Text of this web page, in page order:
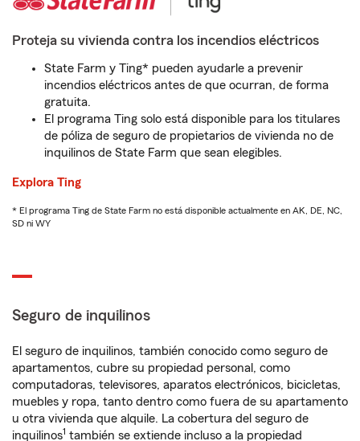
Proteja su vivienda contra los incendios eléctricos
State Farm y Ting* pueden ayudarle a prevenir
incendios eléctricos antes de que ocurran, de forma
gratuita.
El programa Ting solo está disponible para los titulares
de póliza de seguro de propietarios de vivienda no de
inquilinos de State Farm que sean elegibles.
Explora Ting
* El programa Ting de State Farm no está disponible actualmente en AK, DE, NC,
SD ni WY
Seguro de inquilinos
El seguro de inquilinos, también conocido como seguro de
apartamentos, cubre su propiedad personal, como
computadoras, televisores, aparatos electrónicos, bicicletas,
muebles y ropa, tanto dentro como fuera de su apartamento
u otra vivienda que alquile. La cobertura del seguro de
inquilinos1 también se extiende incluso a la propiedad